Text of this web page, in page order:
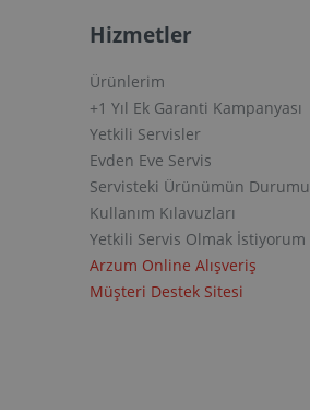
Hizmetler
Ürünlerim
+1 Yıl Ek Garanti Kampanyası
Yetkili Servisler
Evden Eve Servis
Servisteki Ürünümün Durumu
Kullanım Kılavuzları
Yetkili Servis Olmak İstiyorum
Arzum Online Alışveriş
Müşteri Destek Sitesi